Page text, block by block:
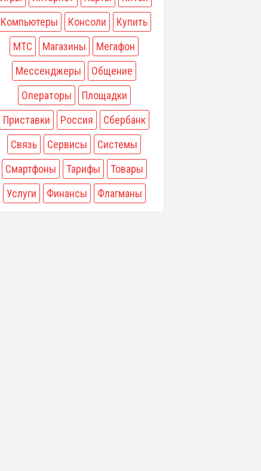
Компьютеры
Консоли
Купить
МТС
Магазины
Мегафон
Мессенджеры
Общение
Операторы
Площадки
Приставки
Россия
Сбербанк
Связь
Сервисы
Системы
Смартфоны
Тарифы
Товары
Услуги
Финансы Флагманы